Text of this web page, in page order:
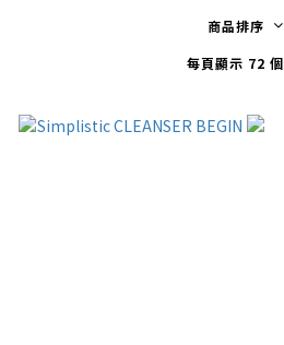
商品排序
每頁顯示 72 個